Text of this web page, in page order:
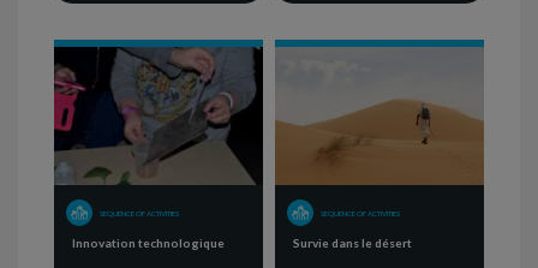
SEQUENCE OF ACTIVITIES
Innovation technologique
SEQUENCE OF ACTIVITIES
Survie dans le désert